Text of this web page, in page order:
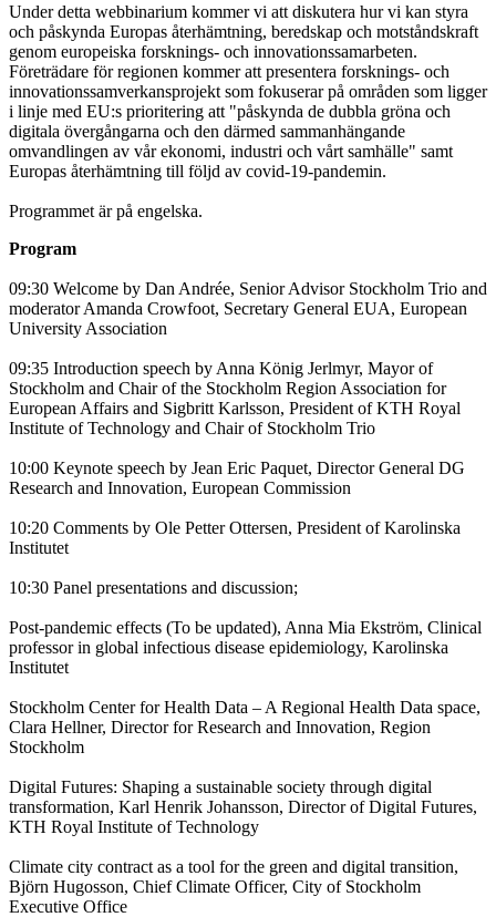
Under detta webbinarium kommer vi att diskutera hur vi kan styra
och påskynda Europas återhämtning, beredskap och motståndskraft
genom europeiska forsknings- och innovationssamarbeten.
Företrädare för regionen kommer att presentera forsknings- och
innovationssamverkansprojekt som fokuserar på områden som ligger
i linje med EU:s prioritering att "påskynda de dubbla gröna och
digitala övergångarna och den därmed sammanhängande
omvandlingen av vår ekonomi, industri och vårt samhälle" samt
Europas återhämtning till följd av covid-19-pandemin.
Programmet är på engelska.
Program
09:30 Welcome by Dan Andrée, Senior Advisor Stockholm Trio and
moderator Amanda Crowfoot, Secretary General EUA, European
University Association
09:35 Introduction speech by Anna König Jerlmyr, Mayor of
Stockholm and Chair of the Stockholm Region Association for
European Affairs and Sigbritt Karlsson, President of KTH Royal
Institute of Technology and Chair of Stockholm Trio
10:00 Keynote speech by Jean Eric Paquet, Director General DG
Research and Innovation, European Commission
10:20 Comments by Ole Petter Ottersen, President of Karolinska
Institutet
10:30 Panel presentations and discussion;
Post-pandemic effects (To be updated), Anna Mia Ekström, Clinical
professor in global infectious disease epidemiology, Karolinska
Institutet
Stockholm Center for Health Data – A Regional Health Data space,
Clara Hellner, Director for Research and Innovation, Region
Stockholm
Digital Futures: Shaping a sustainable society through digital
transformation, Karl Henrik Johansson, Director of Digital Futures,
KTH Royal Institute of Technology
Climate city contract as a tool for the green and digital transition,
Björn Hugosson, Chief Climate Officer, City of Stockholm
Executive Office